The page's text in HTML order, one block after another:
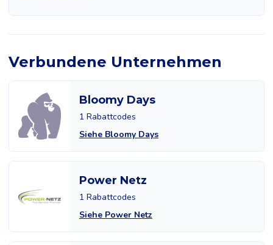
Verbundene Unternehmen
Bloomy Days
1 Rabattcodes
Siehe Bloomy Days
Power Netz
1 Rabattcodes
Siehe Power Netz